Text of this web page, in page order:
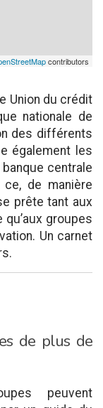
contributors
Union du crédit
nationale de
des différents
également les
centrale
ce, de manière
prête tant aux
qu’aux groupes
Un carnet
de plus de
peuvent